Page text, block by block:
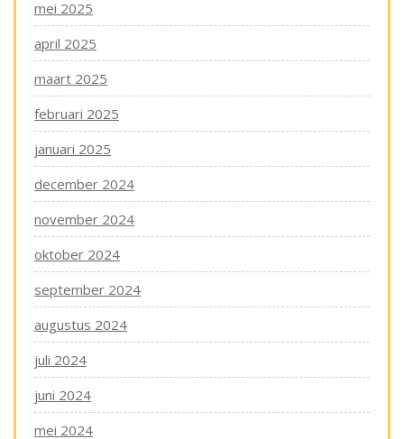
mei 2025
april 2025
maart 2025
februari 2025
januari 2025
december 2024
november 2024
oktober 2024
september 2024
augustus 2024
juli 2024
juni 2024
mei 2024